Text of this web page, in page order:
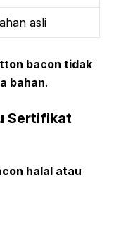
asli
bacon tidak
bahan.
Sertifikat
halal atau